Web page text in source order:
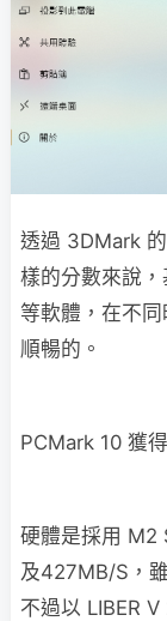
透過 3DMark
樣的分數來說
等軟體，在不
順暢的。
PCMark 10 獲
硬體是採用 M2
及427MB/S，
不過以 LIBER